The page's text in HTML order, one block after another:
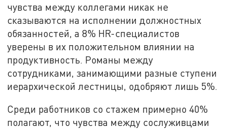
чувства между коллегами никак не
сказываются на исполнении должностных
обязанностей, а 8% HR-специалистов
уверены в их положительном влиянии на
продуктивность. Романы между
сотрудниками, занимающими разные ступени
иерархической лестницы, одобряют лишь 5%.
Среди работников со стажем примерно 40%
полагают, что чувства между сослуживцами